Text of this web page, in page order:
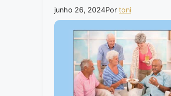
junho 26, 2024Por toni